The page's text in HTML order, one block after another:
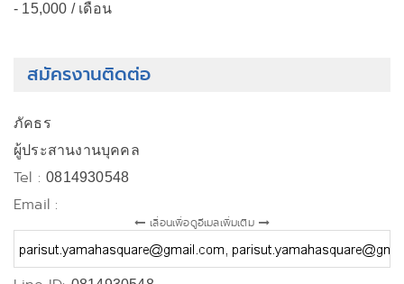
- 15,000 / เดือน
สมัครงานติดต่อ
ภัคธร
ผู้ประสานงานบุคคล
Tel :0814930548
Email :
เลื่อนเพื่อดูอีเมลเพิ่มเติม